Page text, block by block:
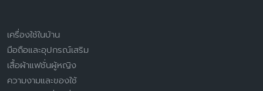
เครื่องใช้ในบ้าน
มือถือและอุปกรณ์เสริม
เสื้อผ้าแฟชั่นผู้หญิง
ความงามและของใช้